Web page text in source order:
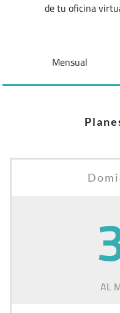
de tu oficina
Mensual
AL